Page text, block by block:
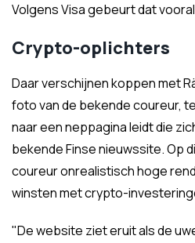
Volgens Visa gebeurt dat
Crypto-oplichters
Daar verschijnen koppen met
foto van de bekende coureur,
naar een neppagina leidt die
bekende Finse nieuwssite. Op
coureur onrealistisch hoge
winsten met crypto-
"De website ziet eruit als de